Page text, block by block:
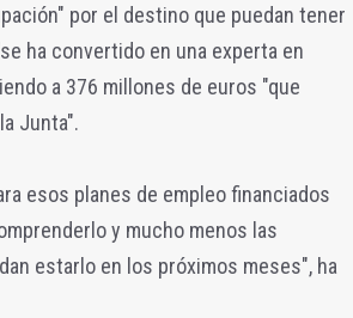
por el destino que puedan tener
ha convertido en una experta en
a 376 millones de euros "que
Junta".
esos planes de empleo financiados
y mucho menos las
estarlo en los próximos meses", ha